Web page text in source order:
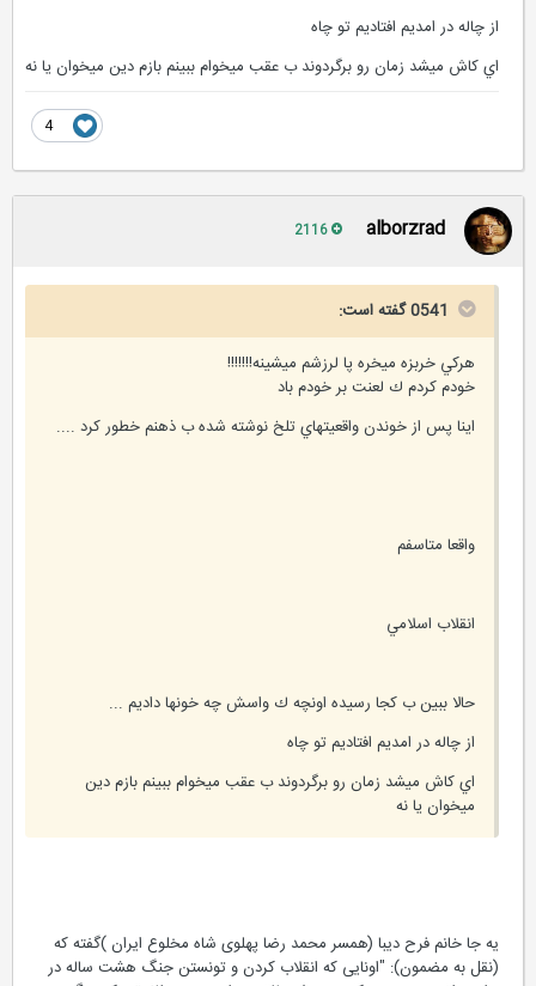
از چاله در امديم افتاديم تو چاه
اي كاش ميشد زمان رو برگردوند ب عقب ميخوام ببينم بازم دين ميخوان يا نه
alborzrad
0541 گفته است:
هركي خربزه ميخره پا لرزشم ميشينه!!!!!!!
خودم كردم ك لعنت بر خودم باد
اينا پس از خوندن واقعيتهاي تلخ نوشته شده ب ذهنم خطور كرد ....
واقعا متاسفم
انقلاب اسلامي
حالا ببين ب كجا رسيده اونچه ك واسش چه خونها داديم ...
از چاله در امديم افتاديم تو چاه
اي كاش ميشد زمان رو برگردوند ب عقب ميخوام ببينم بازم دين
ميخوان يا نه
یه جا خانم فرح دیبا (همسر محمد رضا پهلوی شاه مخلوع ایران )گفته که
(نقل به مضمون): "اونایی که انقلاب کردن و تونستن جنگ هشت ساله در